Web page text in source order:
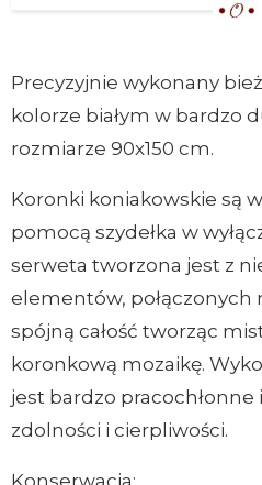
Precyzyjnie wykonany
kolorze białym w bardzo
rozmiarze 90x150 cm.
Koronki koniakowskie są
pomocą szydełka w
serweta tworzona jest z
elementów, połączonych
spójną całość tworząc
koronkową mozaikę.
jest bardzo pracochłonne
zdolności i cierpliwości.